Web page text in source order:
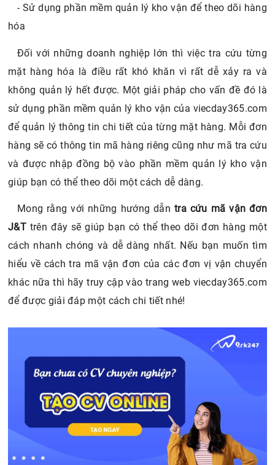
- Sử dụng phần mềm quản lý kho vận để theo dõi hàng
hóa
Đối với những doanh nghiệp lớn thì việc tra cứu từng
mặt hàng hóa là điều rất khó khăn vì rất dễ xảy ra và
không quản lý hết được. Một giải pháp cho vấn đề đó là
sử dụng phần mềm quản lý kho vận của viecday365.com
để quản lý thông tin chi tiết của từng mặt hàng. Mỗi đơn
hàng sẽ có thông tin mã hàng riêng cũng như mã tra cứu
và được nhập đồng bộ vào phần mềm quản lý kho vận
giúp bạn có thể theo dõi một cách dễ dàng.
Mong rằng với những hướng dẫn tra cứu mã vận đơn
J&Ttrên đây sẽ giúp bạn có thể theo dõi đơn hàng một
cách nhanh chóng và dễ dàng nhất. Nếu bạn muốn tìm
hiểu về cách tra mã vận đơn của các đơn vị vận chuyển
khác nữa thì hãy truy cập vào trang web viecday365.com
để được giải đáp một cách chi tiết nhé!